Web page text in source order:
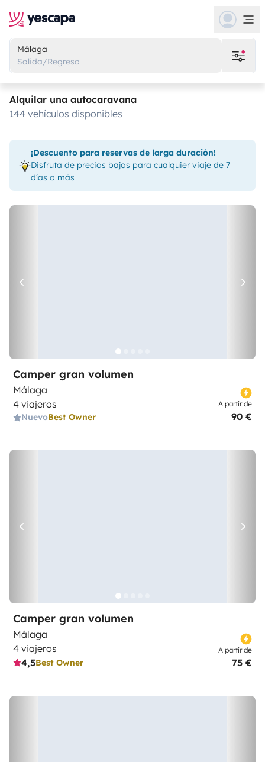
Málaga
Salida/Regreso
Alquilar una autocaravana
144 vehículos disponibles
¡Descuento para reservas de larga duración!
Disfruta de precios bajos para cualquier viaje de 7
días o más
Camper gran volumen
Málaga
4 viajeros
NuevoBest Owner
A partir de
90 €
Camper gran volumen
Málaga
4 viajeros
4,5Best Owner
A partir de
75 €